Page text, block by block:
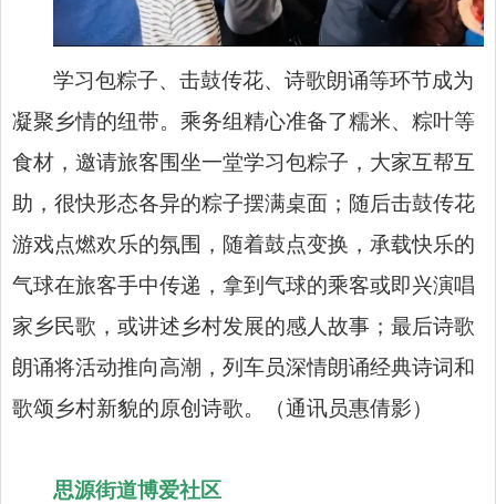
学习包粽子、击鼓传花、诗歌朗诵等环节成为
凝聚乡情的纽带。乘务组精心准备了糯米、粽叶等
食材，邀请旅客围坐一堂学习包粽子，大家互帮互
助，很快形态各异的粽子摆满桌面；随后击鼓传花
游戏点燃欢乐的氛围，随着鼓点变换，承载快乐的
气球在旅客手中传递，拿到气球的乘客或即兴演唱
家乡民歌，或讲述乡村发展的感人故事；最后诗歌
朗诵将活动推向高潮，列车员深情朗诵经典诗词和
歌颂乡村新貌的原创诗歌。（通讯员惠倩影）
思源街道博爱社区